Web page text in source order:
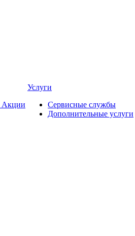
Акции
Услуги
Сервисные службы
Дополнительные услуги